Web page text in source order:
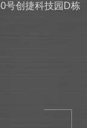
号创捷科技园D栋